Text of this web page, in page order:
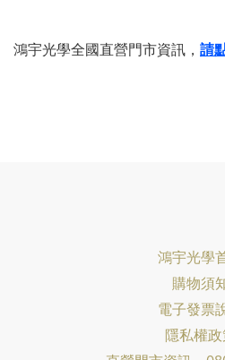
鴻宇光學全國直營門市資訊， 請
鴻宇光學
購物須
電子發票
隱私權